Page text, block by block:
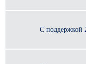
С поддержкой